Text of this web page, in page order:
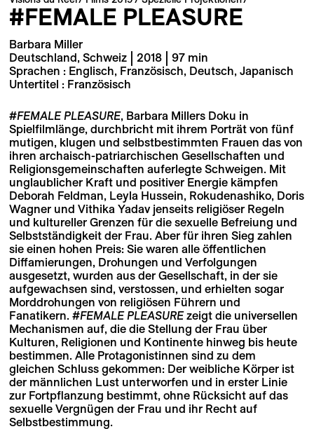
#FEMALE PLEASURE
Barbara Miller
Deutschland, Schweiz | 2018 | 97 min
Sprachen : Englisch, Französisch, Deutsch, Japanisch
Untertitel : Französisch
#FEMALE PLEASURE, Barbara Millers Doku in
Spielfilmlänge, durchbricht mit ihrem Porträt von fünf
mutigen, klugen und selbstbestimmten Frauen das von
ihren archaisch-patriarchischen Gesellschaften und
Religionsgemeinschaften auferlegte Schweigen. Mit
unglaublicher Kraft und positiver Energie kämpfen
Deborah Feldman, Leyla Hussein, Rokudenashiko, Doris
Wagner und Vithika Yadav jenseits religiöser Regeln
und kultureller Grenzen für die sexuelle Befreiung und
Selbstständigkeit der Frau. Aber für ihren Sieg zahlen
sie einen hohen Preis: Sie waren alle öffentlichen
Diffamierungen, Drohungen und Verfolgungen
ausgesetzt, wurden aus der Gesellschaft, in der sie
aufgewachsen sind, verstossen, und erhielten sogar
Morddrohungen von religiösen Führern und
Fanatikern. #FEMALE PLEASUREzeigt die universellen
Mechanismen auf, die die Stellung der Frau über
Kulturen, Religionen und Kontinente hinweg bis heute
bestimmen. Alle Protagonistinnen sind zu dem
gleichen Schluss gekommen: Der weibliche Körper ist
der männlichen Lust unterworfen und in erster Linie
zur Fortpflanzung bestimmt, ohne Rücksicht auf das
sexuelle Vergnügen der Frau und ihr Recht auf
Selbstbestimmung.